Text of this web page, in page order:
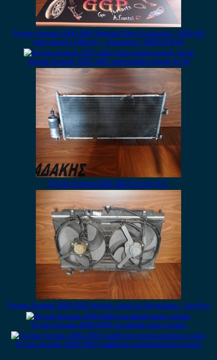
Toyota Avensis 2000-2003 Φανάρι Πίσω Αριστερό – SEDAN
(sdn) 4πορτο (4θυρο) – Καινούριο / IMITATION
Toyota Avensis 1997-2002 ταπετσαρία εμπρός δεξιά
Toyota Avensis 2000-2003 ψυγείο A/C
Toyota Avensis 2000-2003 ψυγείο νερού με βεντιλατέρ – βενζίνη
Toyota Avensis 2000-2003 κλειδαριά καπό εμπρός
Toyota Avensis 2000-2003 τραβέρσα προφυλακτήρα εμπρός